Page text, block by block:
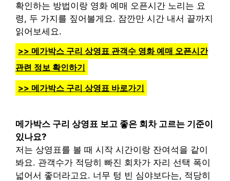
확인하는 방법이랑 영화 예매 오픈시간 노리는 요
령, 두 가지를 짚어볼게요. 잠깐만 시간 내서 끝까지
읽어보세요.
>> 메가박스 구리 상영표 관객수 영화 예매 오픈시간
관련 정보 확인하기
>> 메가박스 구리 상영표 바로가기
메가박스 구리 상영표 보고 좋은 회차 고르는 기준이
있나요?
저는 상영표를 볼 때 시작 시간이랑 잔여석을 같이
봐요. 관객수가 적당히 빠진 회차가 자리 선택 폭이
넓어서 좋더라고요. 너무 텅 빈 심야보다는, 적당히